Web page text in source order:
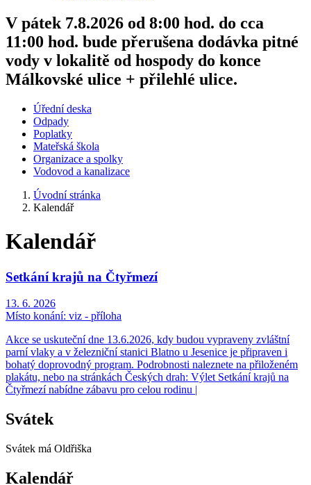
V pátek 7.8.2026 od 8:00 hod. do cca
11:00 hod. bude přerušena dodávka pitné
vody v lokalitě od hospody do konce
Málkovské ulice + přilehlé ulice.
Úřední deska
Odpady
Poplatky
Mateřská škola
Organizace a spolky
Vodovod a kanalizace
Úvodní stránka
Kalendář
Kalendář
Setkání krajů na Čtyřmezí
13. 6. 2026
Místo konání: viz - příloha
Akce se uskuteční dne 13.6.2026, kdy budou vypraveny zvláštní
parní vlaky a v železniční stanici Blatno u Jesenice je připraven i
bohatý doprovodný program. Podrobnosti naleznete na přiloženém
plakátu, nebo na stránkách Českých drah: Výlet Setkání krajů na
Čtyřmezí nabídne zábavu pro celou rodinu |
Svátek
Svátek má Oldřiška
Kalendář